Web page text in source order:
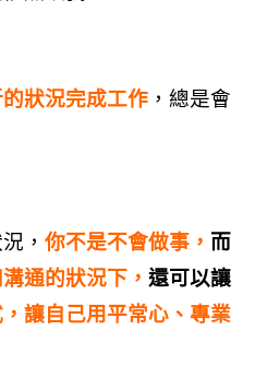
狀況完成工作 ，總是會
， 你不是不會做事， 而
通的狀況下， 還可以讓
讓自己用平常心、專業